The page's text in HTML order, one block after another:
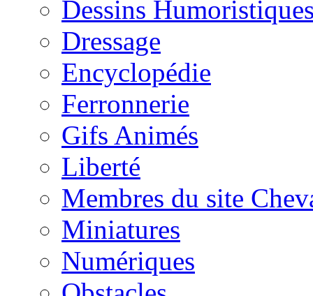
Dessins
Dressage
Encyclopédie
Ferronnerie
Gifs Animés
Liberté
Membres du site
Miniatures
Numériques